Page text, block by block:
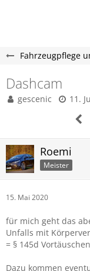
Fahrzeugpflege
Dashcam
gescenic
11.
Roemi
Meister
15. Mai 2020
für mich geht das
Unfalls mit
= § 145d
Dazu kommen